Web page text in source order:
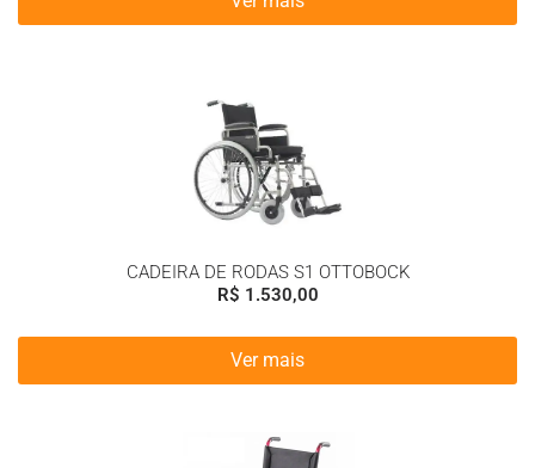
CADEIRA DE RODAS S1 OTTOBOCK
R$ 1.530,00
Ver mais